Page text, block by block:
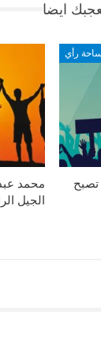
ايضا
محمد
الجيل
رأي